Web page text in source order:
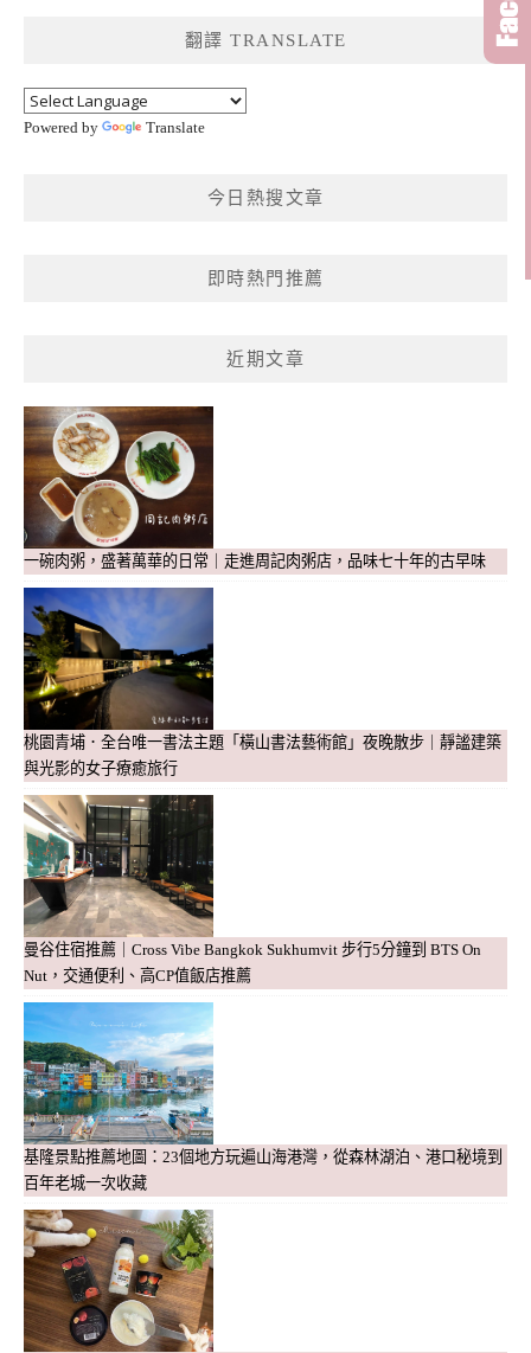
翻譯 TRANSLATE
Powered by Translate
今日熱搜文章
即時熱門推薦
近期文章
一碗肉粥，盛著萬華的日常｜走進周記肉粥店，品味七十年的古早味
桃園青埔．全台唯一書法主題「橫山書法藝術館」夜晚散步｜靜謐建築
與光影的女子療癒旅行
曼谷住宿推薦｜Cross Vibe Bangkok Sukhumvit 步行5分鐘到 BTS On
Nut，交通便利、高CP值飯店推薦
基隆景點推薦地圖：23個地方玩遍山海港灣，從森林湖泊、港口秘境到
百年老城一次收藏